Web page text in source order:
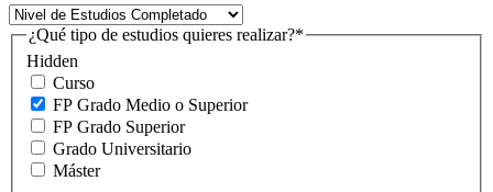
Hidden
¿Qué tipo de estudios quieres realizar?*
Curso
FP Grado Medio o Superior
FP Grado Superior
Grado Universitario
Máster